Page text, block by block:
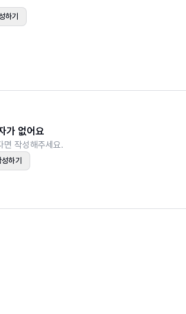
에 링크하기
하기
가 없어요
면 작성해주세요.
하기